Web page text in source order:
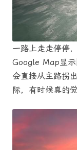
一路上走走停停
Google Map显示
会直接从主路拐
际，有时候真的